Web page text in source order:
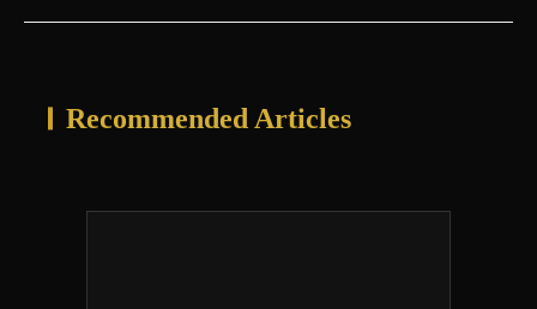
Recommended Articles